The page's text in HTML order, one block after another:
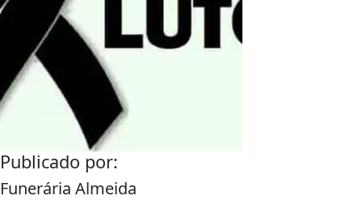
Publicado por:
Funerária Almeida